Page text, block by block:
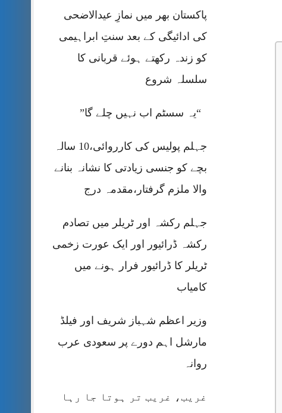
پاکستان بھر میں نمازِ عیدالاضحی
کی ادائیگی کے بعد سنتِ ابراہیمی
کو زندہ رکھتے ہوئے قربانی کا
سلسلہ شروع
“یہ سسٹم اب نہیں چلے گا”
جہلم پولیس کی کارروائی،10 سالہ
بچے کو جنسی زیادتی کا نشانہ بنانے
والا ملزم گرفتار،مقدمہ درج
جہلم رکشہ اور ٹریلر میں تصادم
رکشہ ڈرائیور اور ایک عورت زخمی
ٹریلر کا ڈرائیور فرار ہونے میں
کامیاب
وزیر اعظم شہباز شریف اور فیلڈ
مارشل اہم دورے پر سعودی عرب
روانہ
غریب، غریب تر ہوتا جا رہا